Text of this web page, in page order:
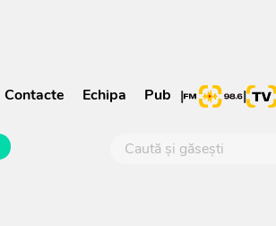
Contacte Echipa Pub | |